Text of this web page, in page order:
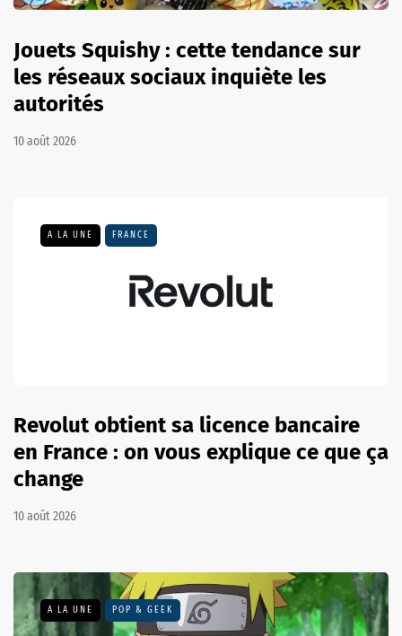
Jouets Squishy : cette tendance sur
les réseaux sociaux inquiète les
autorités
10 août 2026
A LA UNE FRANCE
Revolut obtient sa licence bancaire
en France : on vous explique ce que ça
change
10 août 2026
A LA UNE POP & GEEK